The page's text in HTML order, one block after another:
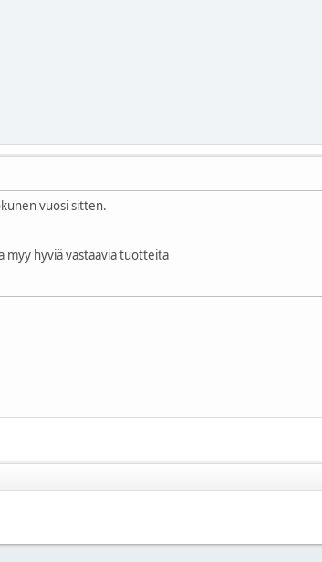
vuosi sitten.
myy hyviä vastaavia tuotteita